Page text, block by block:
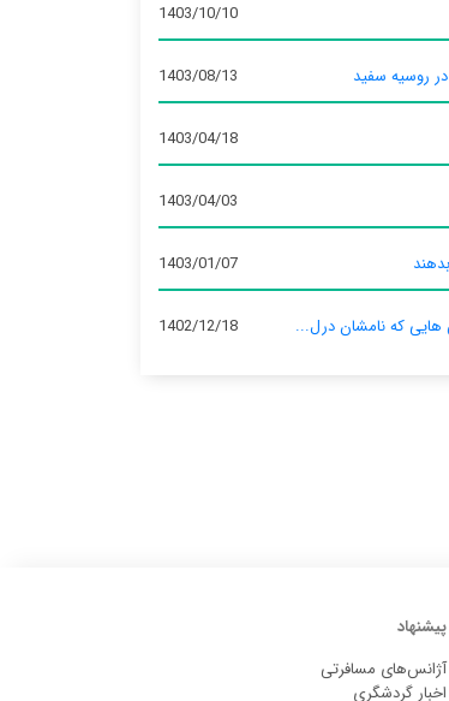
1403/10/10
روسیه سفید 1403/08/13
1403/04/18
1403/04/03
1403/01/07
هایی که نامشان درل... 1402/12/18
پیشنهاد
آژانس‌های مسافرتی
اخبار گردشگری